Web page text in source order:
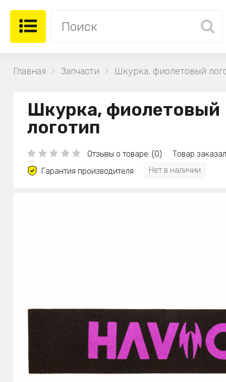
Главная Запчасти Шкурка, фиолетовый
Шкурка, фиолетовый
логотип
Отзывы о товаре: (0)
Товар
Гарантия производителя
Нет в наличии